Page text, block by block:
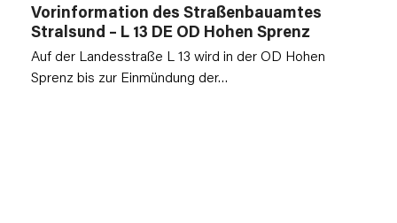
Vorinformation des Straßenbauamtes
Stralsund – L 13 DE OD Hohen Sprenz
Auf der Landesstraße L 13 wird in der OD Hohen
Sprenz bis zur Einmündung der…